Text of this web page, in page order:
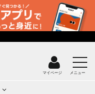
マイページ メニュー